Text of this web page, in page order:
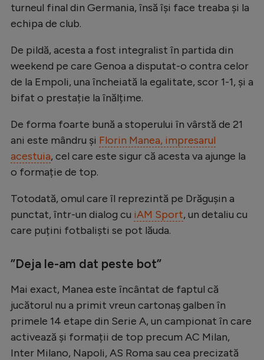
Handbal
Gimnastică
Auto
Rugby
Ciclism
Alte sporturi
JO 2026
Intră în cont
Creează cont
turneul final din Germania, însă își face treaba și la
echipa de club.
De pildă, acesta a fost integralist în partida din
weekend pe care Genoa a disputat-o contra celor
de la Empoli, una încheiată la egalitate, scor 1-1, și a
bifat o prestație la înălțime.
De forma foarte bună a stoperului în vârstă de 21
ani este mândru și Florin Manea, impresarul
acestuia, cel care este sigur că acesta va ajunge la
o formație de top.
Totodată, omul care îl reprezintă pe Drăgușin a
punctat, într-un dialog cu iAM Sport, un detaliu cu
care puțini fotbaliști se pot lăuda.
”Deja le-am dat peste bot”
Mai exact, Manea este încântat de faptul că
jucătorul nu a primit vreun cartonaș galben în
primele 14 etape din Serie A, un campionat în care
activează și formații de top precum AC Milan,
Inter Milano, Napoli, AS Roma sau cea precizată